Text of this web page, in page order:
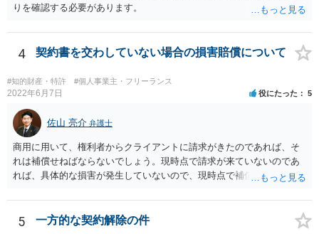
りを確認する必要があります。
4 契約書を交わしていない場合の損害賠償について
#知的財産・特許 #個人事業主・フリーランス
2022年6月7日 役にたった 5
佐山 亮介 弁護士
商用に用いて、権利者からクライアントに請求がきたのであれば、そ
れは補償せねばならないでしょう。現時点で請求が来ていないのであ
れば、具体的な損害が発生していないので、現時点で補償の必要はあ
補償し、その補償分を損害として外注先に賠償請求することになるで
しょう。
5 一方的な契約解除の件